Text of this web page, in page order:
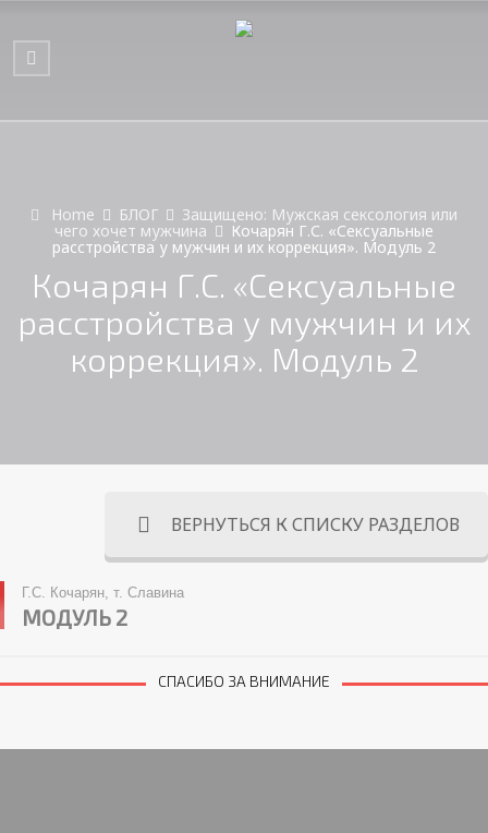
Home БЛОГ Защищено: Мужская сексология или
чего хочет мужчина Кочарян Г.С. «Сексуальные
расстройства у мужчин и их коррекция». Модуль 2
Кочарян Г.С. «Сексуальные
расстройства у мужчин и их
коррекция». Модуль 2
ВЕРНУТЬСЯ К СПИСКУ РАЗДЕЛОВ
Г.С. Кочарян, т. Славина
МОДУЛЬ 2
СПАСИБО ЗА ВНИМАНИЕ